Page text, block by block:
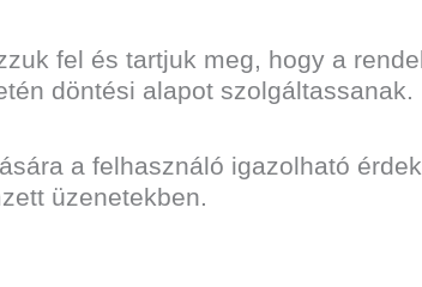
fel és tartjuk meg, hogy a
döntési alapot szolgáltassanak.
a felhasználó igazolható
üzenetekben.